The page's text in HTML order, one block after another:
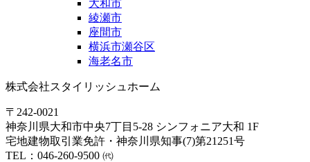
大和市
綾瀬市
座間市
横浜市瀬谷区
海老名市
株式会社スタイリッシュホーム
〒242-0021
神奈川県大和市中央7丁目5-28 シンフォニア大和 1F
宅地建物取引業免許・神奈川県知事(7)第21251号
TEL：046-260-9500 ㈹